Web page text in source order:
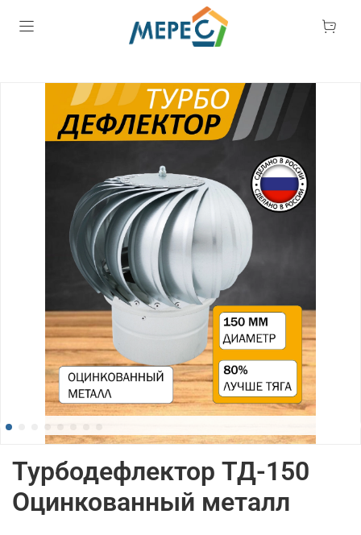
Турбодефлектор ТД-150
Оцинкованный металл